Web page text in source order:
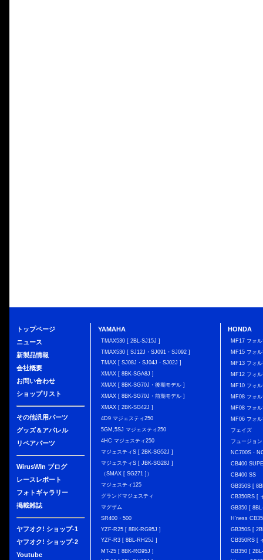
トップページ
ニュース
新製品情報
会社概要
お問い合わせ
ショップリスト
その他汎用パーツ
グッズ＆アパレル
リペアパーツ
WirusWIn ブログ
レースレポート
フォトギャラリー
掲載雑誌
ヤフオク! ショップ-1
ヤフオク! ショップ-2
Youtube
YAMAHA
TMAX530 [ 2BL-SJ15J ]
TMAX530 [ SJ12J・SJ091・SJ092 ]
TMAX [ SJ08J・SJ04J・SJ02J ]
XMAX [ 8BK-SGA8J ]
XMAX [ 8BK-SG70J・後期モデル ]
XMAX [ 8BK-SG70J・前期モデル ]
XMAX [ 2BK-SG42J ]
4D9 マジェスティ250
5GM,5SJ マジェスティ250
4HC マジェスティ250
マジェスティS [ 2BK-SG52J ]
マジェスティS [ JBK-SG28J ]
（SMAX [ SG271 ]）
マジェスティ125
グランドマジェスティ
マグザム
SR400・500
YZF-R25 [ 8BK-RG95J ]
YZF-R3 [ 8BL-RH25J ]
MT-25 [ 8BK-RG95J ]
HONDA
MF17 フォ
MF15 フォ
MF13 フォ
MF12 フォ
MF10 フォ
MF08 フォ
MF08 フォ
MF06 フォ
フェイズ
フュージョン
NC700S・
CB400
CB400 SS
GB350S [
CB350RS [
GB350 [
H'ness
GB350S [
CB350RS [
GB350 [